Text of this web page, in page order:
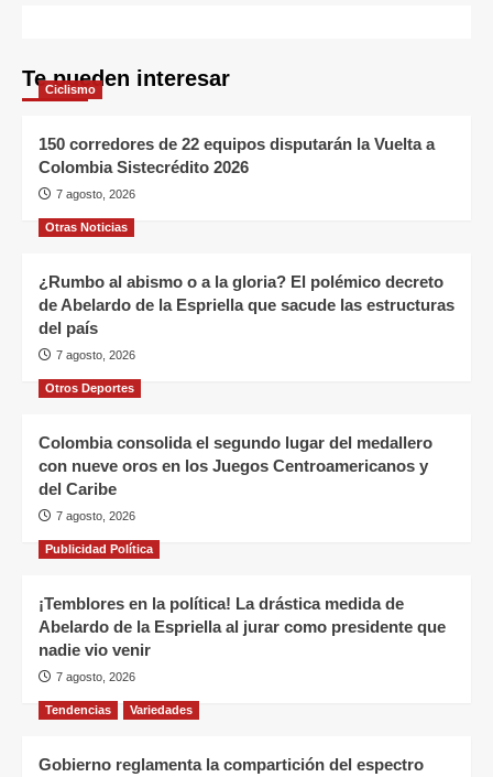
Te pueden interesar
Ciclismo
150 corredores de 22 equipos disputarán la Vuelta a
Colombia Sistecrédito 2026
7 agosto, 2026
Otras Noticias
¿Rumbo al abismo o a la gloria? El polémico decreto
de Abelardo de la Espriella que sacude las estructuras
del país
7 agosto, 2026
Otros Deportes
Colombia consolida el segundo lugar del medallero
con nueve oros en los Juegos Centroamericanos y
del Caribe
7 agosto, 2026
Publicidad Política
¡Temblores en la política! La drástica medida de
Abelardo de la Espriella al jurar como presidente que
nadie vio venir
7 agosto, 2026
Tendencias Variedades
Gobierno reglamenta la compartición del espectro